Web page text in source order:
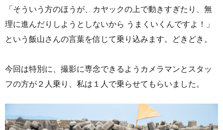
「そういう方のほうが、カヤックの上で動きすぎたり、無
理に進んだりしようとしないから うまくいくんですよ！」
という飯山さんの言葉を信じて乗り込みます。どきどき。
今回は特別に、撮影に専念できるようカメラマンとスタッ
フの方が２人乗り、私は１人で乗らせてもらいました。